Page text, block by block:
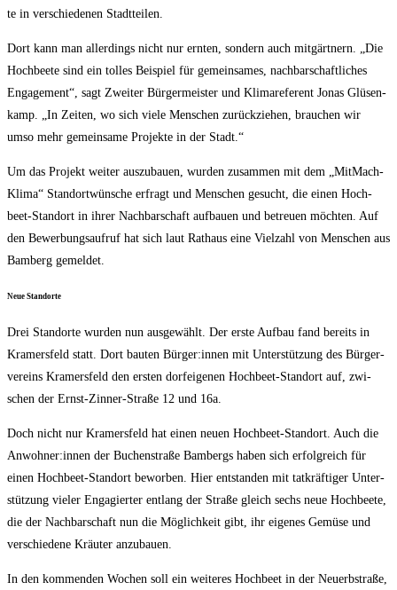
te in ver­schie­de­nen Stadtteilen.
Dort kann man aller­dings nicht nur ern­ten, son­dern auch mit­gärt­nern. „Die
Hoch­bee­te sind ein tol­les Bei­spiel für gemein­sa­mes, nach­bar­schaft­li­ches
Enga­ge­ment“, sagt Zwei­ter Bür­ger­meis­ter und Kli­ma­re­fe­rent Jonas Glüsen­
kamp. „In Zei­ten, wo sich vie­le Men­schen zurück­zie­hen, brau­chen wir
umso mehr gemein­sa­me Pro­jek­te in der Stadt.“
Um das Pro­jekt wei­ter aus­zu­bau­en, wur­den zusam­men mit dem „Mit­Mach­
Kli­ma“ Stand­ort­wün­sche erfragt und Men­schen gesucht, die einen Hoch­
beet-Stand­ort in ihrer Nach­bar­schaft auf­bau­en und betreu­en möch­ten. Auf
den Bewer­bungs­auf­ruf hat sich laut Rat­haus eine Viel­zahl von Men­schen aus
Bam­berg gemeldet.
Neue Stand­or­te
Drei Stand­or­te wur­den nun aus­ge­wählt. Der ers­te Auf­bau fand bereits in
Kra­mers­feld statt. Dort bau­ten Bürger:innen mit Unter­stüt­zung des Bür­ger­
ver­eins Kra­mers­feld den ers­ten dorf­ei­ge­nen Hoch­beet-Stand­ort auf, zwi­
schen der Ernst-Zin­ner-Stra­ße 12 und 16a.
Doch nicht nur Kra­mers­feld hat einen neu­en Hoch­beet-Stand­ort. Auch die
Anwohner:innen der Buchen­stra­ße Bam­bergs haben sich erfolg­reich für
einen Hoch­beet-Stand­ort bewor­ben. Hier ent­stan­den mit tat­kräf­ti­ger Unter­
stüt­zung vie­ler Enga­gier­ter ent­lang der Stra­ße gleich sechs neue Hoch­bee­te,
die der Nach­bar­schaft nun die Mög­lich­keit gibt, ihr eige­nes Gemü­se und
ver­schie­de­ne Kräu­ter anzubauen.
In den kom­men­den Wochen soll ein wei­te­res Hoch­beet in der Neu­erb­stra­ße,